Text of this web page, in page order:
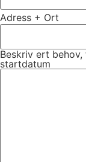
Adress + Ort
Beskriv ert
startdatum